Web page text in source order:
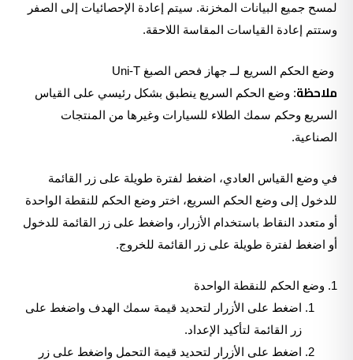
لمسح جميع البيانات المخزنة. سيتم إعادة الإحصائيات إلى الصفر
وستتم إعادة القياسات المقاسة اللاحقة.
وضع الحكم السريع لــ جهاز فحص الصبغ Uni-T
ملاحظة: وضع الحكم السريع ينطبق بشكل رئيسي على القياس
السريع وحكم سمك الطلاء للسيارات وغيرها من المنتجات
الصناعية.
في وضع القياس العادي، اضغط لفترة طويلة على زر القائمة
للدخول إلى وضع الحكم السريع، اختر وضع الحكم للنقطة الواحدة
أو متعدد النقاط باستخدام الأزرار، واضغط على زر القائمة للدخول
أو اضغط لفترة طويلة على زر القائمة للخروج.
1. وضع الحكم للنقطة الواحدة
اضغط على الأزرار لتحديد قيمة سمك الهدف واضغط على
زر القائمة لتأكيد الإعداد.
اضغط على الأزرار لتحديد قيمة التحمل واضغط على زر